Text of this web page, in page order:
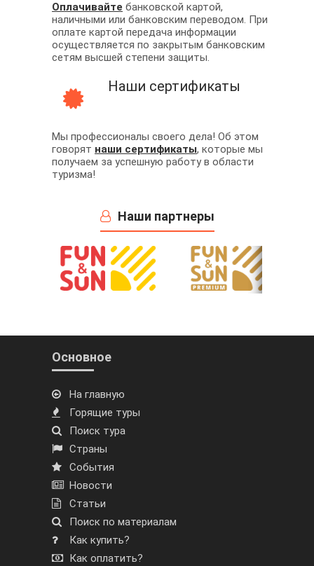
Оплачивайте банковской картой,
наличными или банковским переводом. При
оплате картой передача информации
осуществляется по закрытым банковским
сетям высшей степени защиты.
Наши сертификаты
Мы профессионалы своего дела! Об этом
говорят наши сертификаты, которые мы
получаем за успешную работу в области
туризма!
Наши партнеры
Основное
На главную
Горящие туры
Поиск тура
Страны
События
Новости
Статьи
Поиск по материалам
Как купить?
Как оплатить?